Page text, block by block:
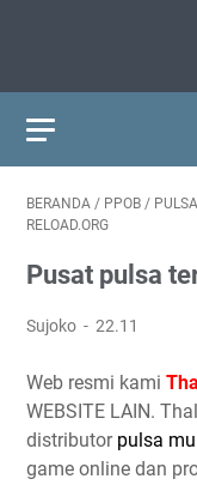
BERANDA / PPOB /
RELOAD.ORG
Pusat pulsa
Sujoko 22.11
Web resmi kami
WEBSITE LAIN.
distributor pulsa
game online dan